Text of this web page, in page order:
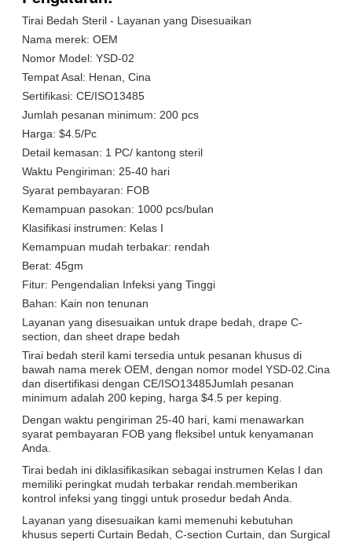
Tirai Bedah Steril - Layanan yang Disesuaikan
Nama merek: OEM
Nomor Model: YSD-02
Tempat Asal: Henan, Cina
Sertifikasi: CE/ISO13485
Jumlah pesanan minimum: 200 pcs
Harga: $4.5/Pc
Detail kemasan: 1 PC/ kantong steril
Waktu Pengiriman: 25-40 hari
Syarat pembayaran: FOB
Kemampuan pasokan: 1000 pcs/bulan
Klasifikasi instrumen: Kelas I
Kemampuan mudah terbakar: rendah
Berat: 45gm
Fitur: Pengendalian Infeksi yang Tinggi
Bahan: Kain non tenunan
Layanan yang disesuaikan untuk drape bedah, drape C-
section, dan sheet drape bedah
Tirai bedah steril kami tersedia untuk pesanan khusus di
bawah nama merek OEM, dengan nomor model YSD-02.Cina
dan disertifikasi dengan CE/ISO13485Jumlah pesanan
minimum adalah 200 keping, harga $4.5 per keping.
Dengan waktu pengiriman 25-40 hari, kami menawarkan
syarat pembayaran FOB yang fleksibel untuk kenyamanan
Anda.
Tirai bedah ini diklasifikasikan sebagai instrumen Kelas I dan
memiliki peringkat mudah terbakar rendah.memberikan
kontrol infeksi yang tinggi untuk prosedur bedah Anda.
Layanan yang disesuaikan kami memenuhi kebutuhan
khusus seperti Curtain Bedah, C-section Curtain, dan Surgical